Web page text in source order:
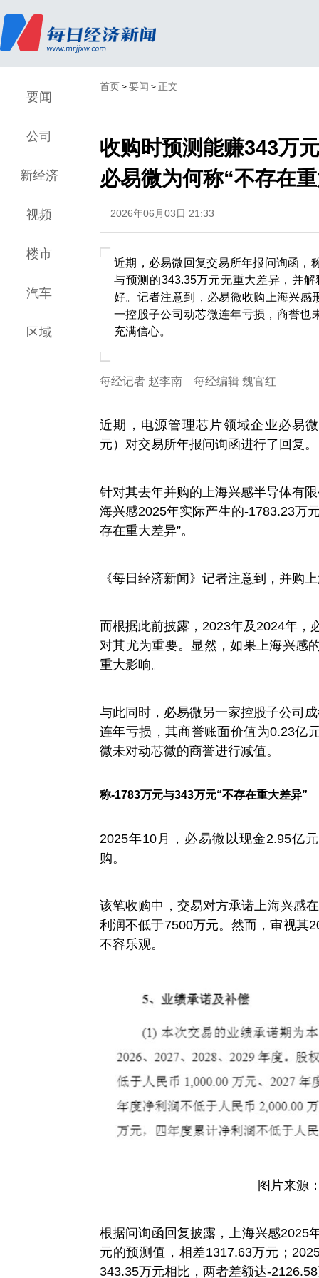
要闻
公司
新经济
视频
楼市
汽车
区域
首页 > 要闻 > 正文
收购时预测能赚343万
必易微为何称“不存在
2026年06月03日 21:33
近期，必易微回复交易所年报问询函，
与预测的343.35万元无重大差异，并
好。记者注意到，必易微收购上海兴感
一控股子公司动芯微连年亏损，商誉也
充满信心。
每经记者 赵李南 每经编辑 魏官红
近期，电源管理芯片领域企业必易
元）对交易所年报问询函进行了回复。
针对其去年并购的上海兴感半导体有
海兴感2025年实际产生的-1783.23万
存在重大差异”。
《每日经济新闻》记者注意到，并购
而根据此前披露，2023年及2024年，
对其尤为重要。显然，如果上海兴感
重大影响。
与此同时，必易微另一家控股子公司
连年亏损，其商誉账面价值为0.23亿
微未对动芯微的商誉进行减值。
称-1783万元与343万元“不存在重大差异”
2025年10月，必易微以现金2.95亿
购。
该笔收购中，交易对方承诺上海兴感
利润不低于7500万元。然而，审视其
不容乐观。
图片来源
根据问询函回复披露，上海兴感2025
元的预测值，相差1317.63万元；
343.35万元相比，两者差额达-